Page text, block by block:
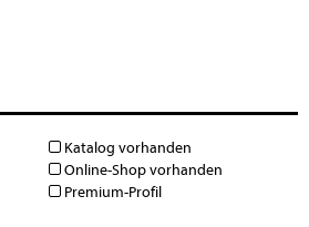
Katalog vorhanden
Online-Shop vorhanden
Premium-Profil